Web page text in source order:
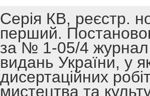
Серія КВ, реєстр.
перший.
за № 1-05/4 журнал
видань України, у
дисертаційних
мистецтва та